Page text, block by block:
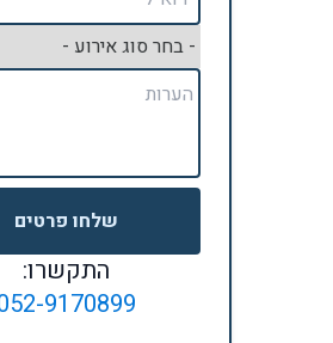
שלחו פרטים
התקשרו:
9170899